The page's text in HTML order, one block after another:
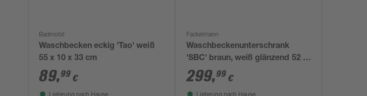
Badmobil
Waschbecken eckig 'Tao' weiß
55 x 10 x 33 cm
89,99 €
Fackelmann
Waschbeckenunterschrank
'SBC' braun, weiß glänzend 52 x
60 x 24,3 cm
299,99 €